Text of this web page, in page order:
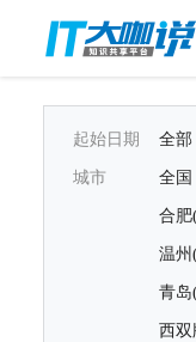
起始日期 全部
城市 全国
合肥
温州
青岛
西双